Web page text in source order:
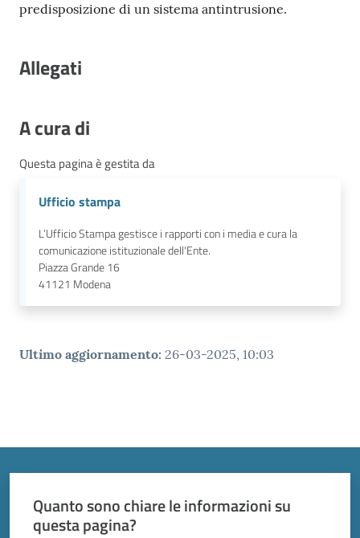
predisposizione di un sistema antintrusione.
Allegati
A cura di
Questa pagina è gestita da
Ufficio stampa
L’Ufficio Stampa gestisce i rapporti con i media e cura la
comunicazione istituzionale dell'Ente.
Piazza Grande 16
41121 Modena
Ultimo aggiornamento: 26-03-2025, 10:03
Quanto sono chiare le informazioni su
questa pagina?